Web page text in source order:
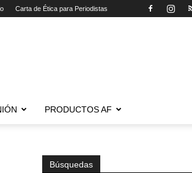
Carta de Ética para Periodistas
PRODUCTOS AF
Búsquedas